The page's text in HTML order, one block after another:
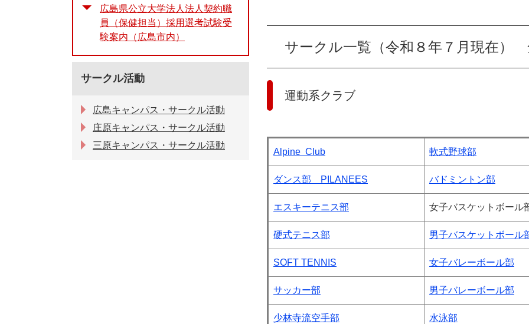
サークル一覧（令和８年７月現在）
運動系クラブ
Alpine Club 軟式野球部
ダンス部 PILANEES バドミントン部
エスキーテニス部 女子バスケットボール
硬式テニス部 男子バスケットボール
SOFT TENNIS 女子バレーボール部
サッカー部 男子バレーボール部
少林寺流空手部 水泳部
広島県公立大学法人法人契約職
員（保健担当）採用選考試験受
験案内（広島市内）
サークル活動
広島キャンパス・サークル活動
庄原キャンパス・サークル活動
三原キャンパス・サークル活動